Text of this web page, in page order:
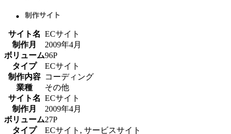
サイト名 ECサイト
制作月
2009年4月
ボリューム96P
タイプ
ECサイト
制作内容 コーディング
業種
その他
サイト名 ECサイト
制作月
2009年4月
ボリューム27P
タイプ
ECサイト, サービスサイト